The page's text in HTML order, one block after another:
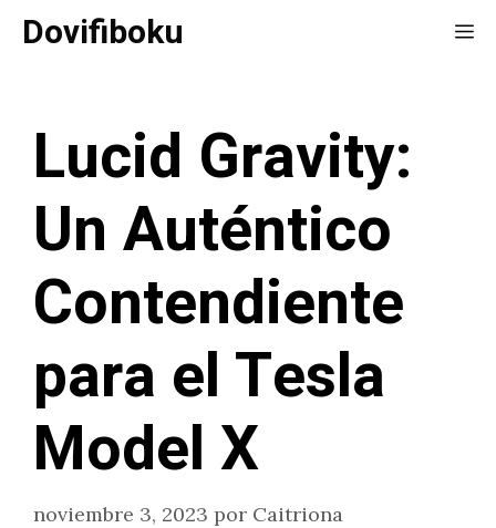
SaltarDovifiboku
Lucid Gravity:
Un Auténtico
Contendiente
para el Tesla
Model X
noviembre 3, 2023 por Caitriona